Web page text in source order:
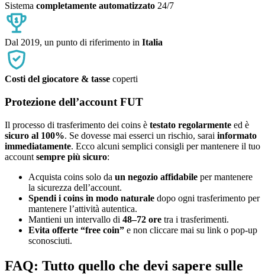
Sistema completamente automatizzato 24/7
Dal 2019, un punto di riferimento in Italia
Costi del giocatore & tasse coperti
Protezione dell’account FUT
Il processo di trasferimento dei coins è testato regolarmente ed è
sicuro al 100%. Se dovesse mai esserci un rischio, sarai informato
immediatamente. Ecco alcuni semplici consigli per mantenere il tuo
account sempre più sicuro:
Acquista coins solo da un negozio affidabile per mantenere
la sicurezza dell’account.
Spendi i coins in modo naturale dopo ogni trasferimento per
mantenere l’attività autentica.
Mantieni un intervallo di 48–72 ore tra i trasferimenti.
Evita offerte “free coin” e non cliccare mai su link o pop-up
sconosciuti.
FAQ: Tutto quello che devi sapere sulle